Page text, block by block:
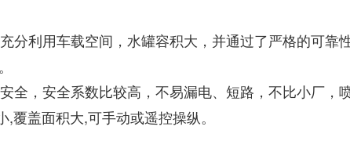
分利用车载空间，水罐容积大，并通过了严格的可靠
全，安全系数比较高，不易漏电、短路，不比小厂，
盖面积大,可手动或遥控操纵。